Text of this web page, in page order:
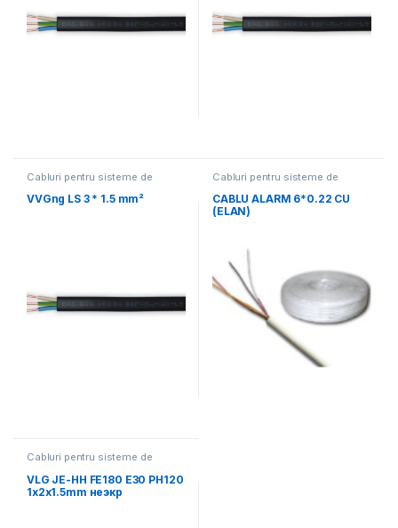
Cabluri pentru sisteme de
alarma de incendiu si securitate
VVGng LS 3 * 1.5 mm²
Cabluri pentru sisteme de
alarma de incendiu si securitate
CABLU ALARM 6*0.22 CU
(ELAN)
Cabluri pentru sisteme de
VLG JE-HH FE180 E30 PH120
1x2x1.5mm неэкр